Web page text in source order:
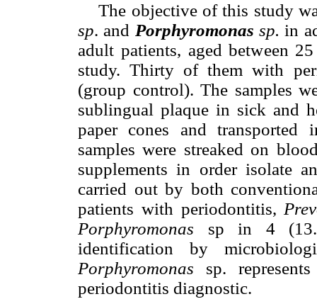
The objective of this study
sp. and Porphyromonas sp. in
adult patients, aged between
study. Thirty of them with
(group control). The samples
sublingual plaque in sick and
paper cones and transported
samples were streaked on
supplements in order isolate
carried out by both
patients with periodontitis,
Porphyromonas sp in 4
identification by
Porphyromonas sp.
periodontitis diagnostic.